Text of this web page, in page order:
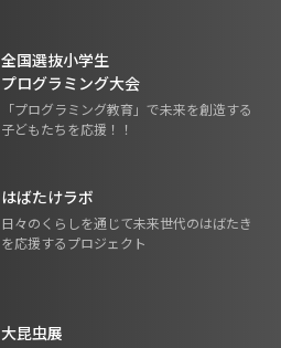
全国選抜小学生
プログラミング大会
「プログラミング教育」で未来を創造する
子どもたちを応援！！
はばたけラボ
日々のくらしを通じて未来世代のはばたき
を応援するプロジェクト
大昆虫展